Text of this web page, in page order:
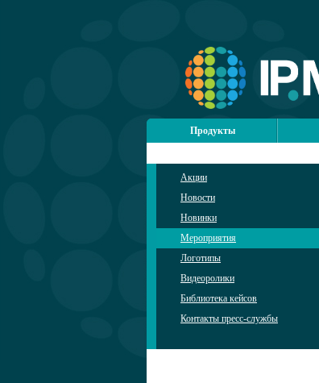
Продукты
Акции
Новости
Новинки
Мероприятия
Логотипы
Видеоролики
Библиотека кейсов
Контакты пресс-службы